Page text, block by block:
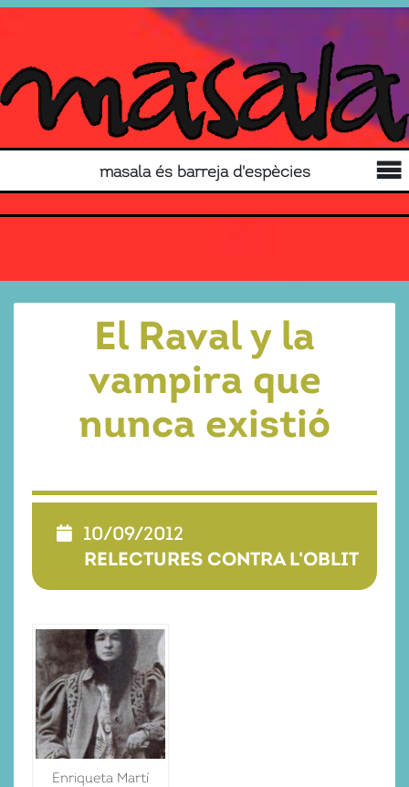
masala és barreja d'espècies
El Raval y la
vampira que
nunca existió
10/09/2012
RELECTURES CONTRA L'OBLIT
Enriqueta Martí